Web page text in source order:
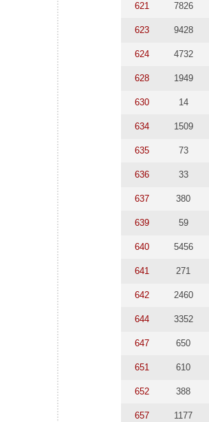
621 7826
623 9428
624 4732
628 1949
630 14
634 1509
635 73
636 33
637 380
639 59
640 5456
641 271
642 2460
644 3352
647 650
651 610
652 388
657 1177